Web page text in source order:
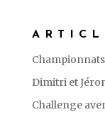
Dimitri et
Challenge